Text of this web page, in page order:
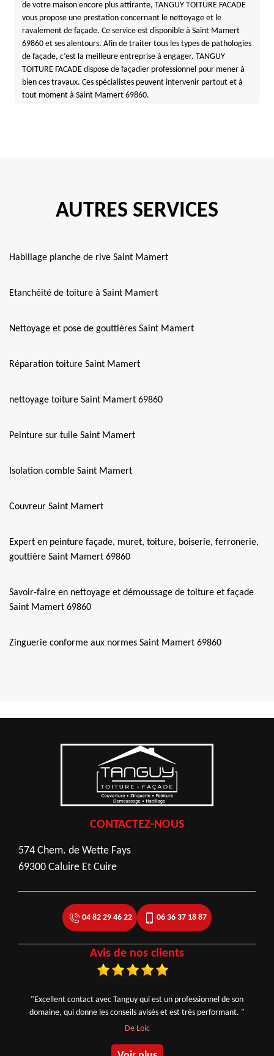
de votre maison encore plus attirante, TANGUY TOITURE FACADE
vous propose une prestation concernant le nettoyage et le
ravalement de façade. Ce service est disponible à Saint Mamert
69860 et ses alentours. Afin de traiter tous les types de pathologies
de façade, c’est la meilleure entreprise à engager. TANGUY
TOITURE FACADE dispose de façadier professionnel pour mener à
bien ces travaux. Ces spécialistes peuvent intervenir partout et à
tout moment à Saint Mamert 69860.
AUTRES SERVICES
Habillage planche de rive Saint Mamert
Etanchéité de toiture à Saint Mamert
Nettoyage et pose de gouttières Saint Mamert
Réparation toiture Saint Mamert
nettoyage toiture Saint Mamert 69860
Peinture sur tuile Saint Mamert
Isolation comble Saint Mamert
Couvreur Saint Mamert
Expert en peinture façade, muret, toiture, boiserie, ferronerie,
gouttière Saint Mamert 69860
Savoir-faire en nettoyage et démoussage de toiture et façade
Saint Mamert 69860
Zinguerie conforme aux normes Saint Mamert 69860
CONTACTEZ-NOUS
574 Chem. de Wette Fays
69300 Caluire Et Cuire
04 82 29 46 22 06 36 37 18 87
Avis de nos clients
"Excellent contact avec Tanguy qui est un professionnel de son
domaine, qui donne les conseils avisés et est très performant. "
De Loic